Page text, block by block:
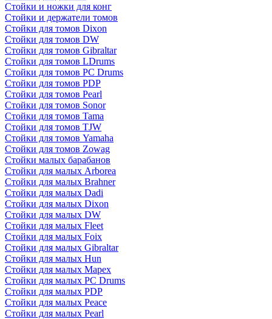
Стойки и ножки для конг
Стойки и держатели томов
Стойки для томов Dixon
Стойки для томов DW
Стойки для томов Gibraltar
Стойки для томов LDrums
Стойки для томов PC Drums
Стойки для томов PDP
Стойки для томов Pearl
Стойки для томов Sonor
Стойки для томов Tama
Стойки для томов TJW
Стойки для томов Yamaha
Стойки для томов Zowag
Стойки малых барабанов
Стойки для малых Arborea
Стойки для малых Brahner
Стойки для малых Dadi
Стойки для малых Dixon
Стойки для малых DW
Стойки для малых Fleet
Стойки для малых Foix
Стойки для малых Gibraltar
Стойки для малых Hun
Стойки для малых Mapex
Стойки для малых PC Drums
Стойки для малых PDP
Стойки для малых Peace
Стойки для малых Pearl